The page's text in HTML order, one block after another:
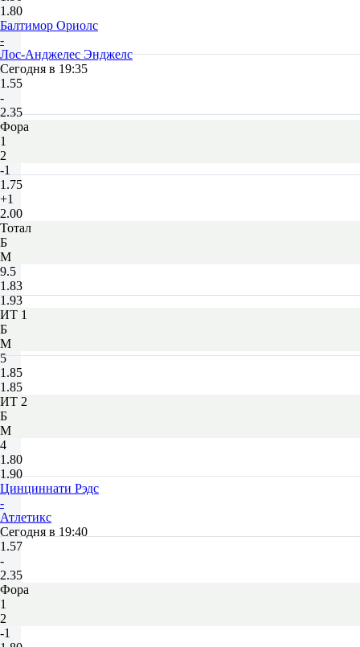
1.80
Балтимор Ориолс
-
Лос-Анджелес Энджелс
Сегодня в 19:35
1.55
-
2.35
Фора
1
2
-1
1.75
+1
2.00
Тотал
Б
М
9.5
1.83
1.93
ИТ 1
Б
М
5
1.85
1.85
ИТ 2
Б
М
4
1.80
1.90
Цинциннати Рэдс
-
Атлетикс
Сегодня в 19:40
1.57
-
2.35
Фора
1
2
-1